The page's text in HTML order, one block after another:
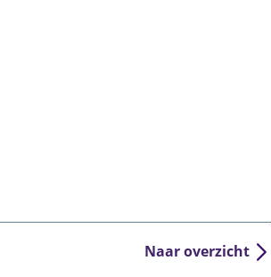
Naar overzicht